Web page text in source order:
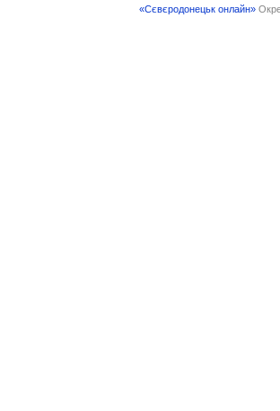
«Сєвєродонецьк онлайн»